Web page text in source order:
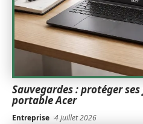
Sauvegardes : protéger
portable Acer
Entreprise 4 juillet 2026